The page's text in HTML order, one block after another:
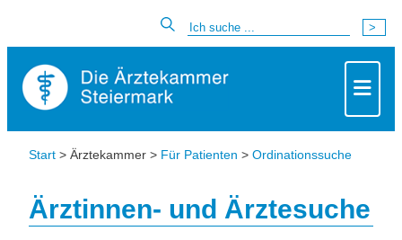
Start > Ärztekammer > Für Patienten > Ordinationssuche
Ärztinnen- und Ärztesuche